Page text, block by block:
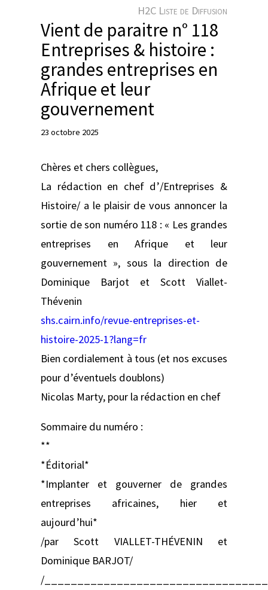
H2C Liste de Diffusion
Vient de paraitre n° 118
Entreprises & histoire :
grandes entreprises en
Afrique et leur
gouvernement
23 octobre 2025
Chères et chers collègues,
La rédaction en chef d’/Entreprises &
Histoire/ a le plaisir de vous annoncer la
sortie de son numéro 118 : « Les grandes
entreprises en Afrique et leur
gouvernement », sous la direction de
Dominique Barjot et Scott Viallet-
Thévenin
shs.cairn.info/revue-entreprises-et-
histoire-2025-1?lang=fr
Bien cordialement à tous (et nos excuses
pour d’éventuels doublons)
Nicolas Marty, pour la rédaction en chef
Sommaire du numéro :
**
*Éditorial*
*Implanter et gouverner de grandes
entreprises africaines, hier et
aujourd’hui*
/par Scott VIALLET-THÉVENIN et
Dominique BARJOT/
/